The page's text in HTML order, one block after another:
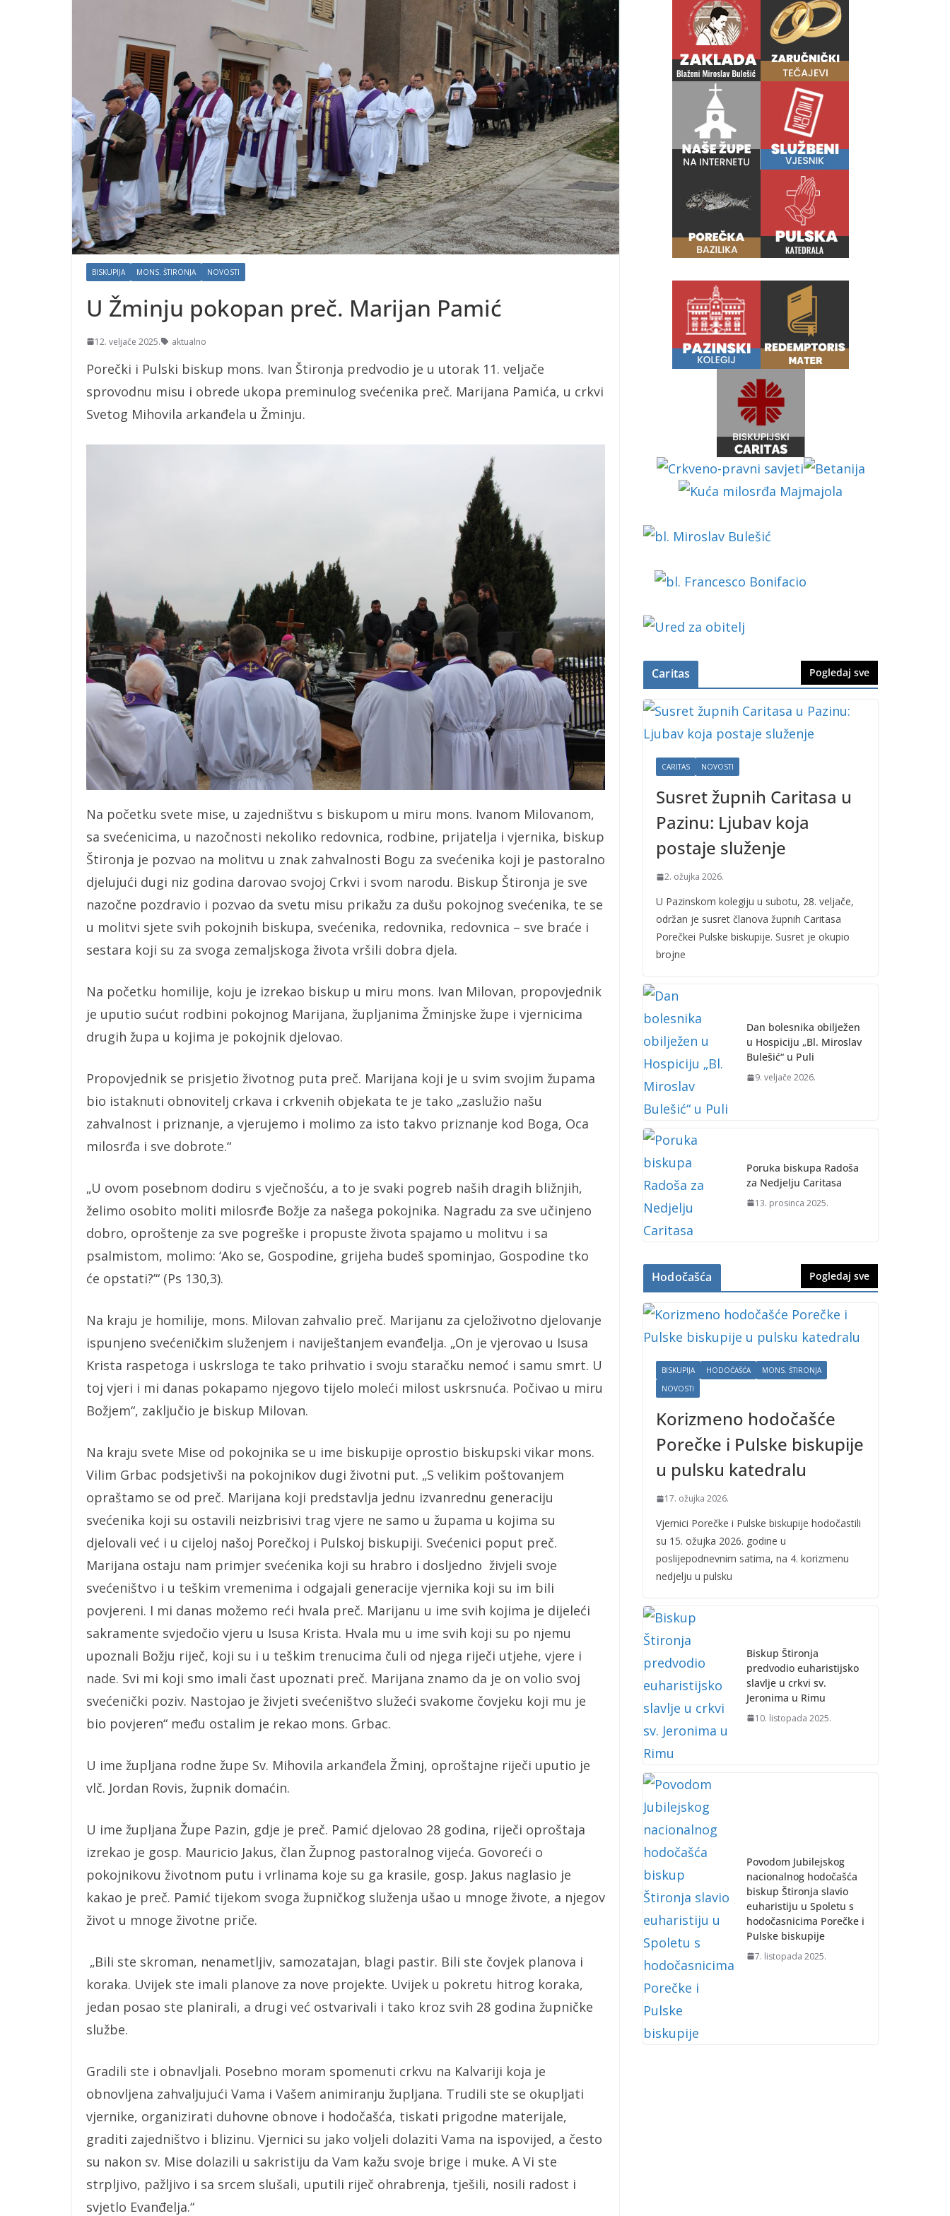
BISKUPIJA MONS. ŠTIRONJA NOVOSTI
U Žminju pokopan preč. Marijan Pamić
12. veljače 2025. aktualno
Porečki i Pulski biskup mons. Ivan Štironja predvodio je u utorak 11. veljače
sprovodnu misu i obrede ukopa preminulog svećenika preč. Marijana Pamića, u crkvi
Svetog Mihovila arkanđela u Žminju.
Na početku svete mise, u zajedništvu s biskupom u miru mons. Ivanom Milovanom,
sa svećenicima, u nazočnosti nekoliko redovnica, rodbine, prijatelja i vjernika, biskup
Štironja je pozvao na molitvu u znak zahvalnosti Bogu za svećenika koji je pastoralno
djelujući dugi niz godina darovao svojoj Crkvi i svom narodu. Biskup Štironja je sve
nazočne pozdravio i pozvao da svetu misu prikažu za dušu pokojnog svećenika, te se
u molitvi sjete svih pokojnih biskupa, svećenika, redovnika, redovnica – sve braće i
sestara koji su za svoga zemaljskoga života vršili dobra djela.
Na početku homilije, koju je izrekao biskup u miru mons. Ivan Milovan, propovjednik
je uputio sućut rodbini pokojnog Marijana, župljanima Žminjske župe i vjernicima
drugih župa u kojima je pokojnik djelovao.
Propovjednik se prisjetio životnog puta preč. Marijana koji je u svim svojim župama
bio istaknuti obnovitelj crkava i crkvenih objekata te je tako „zaslužio našu
zahvalnost i priznanje, a vjerujemo i molimo za isto takvo priznanje kod Boga, Oca
milosrđa i sve dobrote.“
„U ovom posebnom dodiru s vječnošću, a to je svaki pogreb naših dragih bližnjih,
želimo osobito moliti milosrđe Božje za našega pokojnika. Nagradu za sve učinjeno
dobro, oproštenje za sve pogreške i propuste života spajamo u molitvu i sa
psalmistom, molimo: ‘Ako se, Gospodine, grijeha budeš spominjao, Gospodine tko
će opstati?’“ (Ps 130,3).
Na kraju je homilije, mons. Milovan zahvalio preč. Marijanu za cjeloživotno djelovanje
ispunjeno svećeničkim služenjem i naviještanjem evanđelja. „On je vjerovao u Isusa
Krista raspetoga i uskrsloga te tako prihvatio i svoju staračku nemoć i samu smrt. U
toj vjeri i mi danas pokapamo njegovo tijelo moleći milost uskrsnuća. Počivao u miru
Božjem“, zaključio je biskup Milovan.
Na kraju svete Mise od pokojnika se u ime biskupije oprostio biskupski vikar mons.
Vilim Grbac podsjetivši na pokojnikov dugi životni put. „S velikim poštovanjem
opraštamo se od preč. Marijana koji predstavlja jednu izvanrednu generaciju
svećenika koji su ostavili neizbrisivi trag vjere ne samo u župama u kojima su
djelovali već i u cijeloj našoj Porečkoj i Pulskoj biskupiji. Svećenici poput preč.
Marijana ostaju nam primjer svećenika koji su hrabro i dosljedno živjeli svoje
svećeništvo i u teškim vremenima i odgajali generacije vjernika koji su im bili
povjereni. I mi danas možemo reći hvala preč. Marijanu u ime svih kojima je dijeleći
sakramente svjedočio vjeru u Isusa Krista. Hvala mu u ime svih koji su po njemu
upoznali Božju riječ, koji su i u teškim trenucima čuli od njega riječi utjehe, vjere i
nade. Svi mi koji smo imali čast upoznati preč. Marijana znamo da je on volio svoj
svećenički poziv. Nastojao je živjeti svećeništvo služeći svakome čovjeku koji mu je
bio povjeren“ među ostalim je rekao mons. Grbac.
U ime župljana rodne župe Sv. Mihovila arkanđela Žminj, oproštajne riječi uputio je
vlč. Jordan Rovis, župnik domaćin.
U ime župljana Župe Pazin, gdje je preč. Pamić djelovao 28 godina, riječi oproštaja
izrekao je gosp. Mauricio Jakus, član Župnog pastoralnog vijeća. Govoreći o
pokojnikovu životnom putu i vrlinama koje su ga krasile, gosp. Jakus naglasio je
kakao je preč. Pamić tijekom svoga župničkog služenja ušao u mnoge živote, a njegov
život u mnoge životne priče.
„Bili ste skroman, nenametljiv, samozatajan, blagi pastir. Bili ste čovjek planova i
koraka. Uvijek ste imali planove za nove projekte. Uvijek u pokretu hitrog koraka,
jedan posao ste planirali, a drugi već ostvarivali i tako kroz svih 28 godina župničke
službe.
Gradili ste i obnavljali. Posebno moram spomenuti crkvu na Kalvariji koja je
obnovljena zahvaljujući Vama i Vašem animiranju župljana. Trudili ste se okupljati
vjernike, organizirati duhovne obnove i hodočašća, tiskati prigodne materijale,
graditi zajedništvo i blizinu. Vjernici su jako voljeli dolaziti Vama na ispovijed, a često
su nakon sv. Mise dolazili u sakristiju da Vam kažu svoje brige i muke. A Vi ste
strpljivo, pažljivo i sa srcem slušali, uputili riječ ohrabrenja, tješili, nosili radost i
svjetlo Evanđelja.“
Caritas Pogledaj sve
CARITAS NOVOSTI
Susret župnih Caritasa u
Pazinu: Ljubav koja
postaje služenje
2. ožujka 2026.
U Pazinskom kolegiju u subotu, 28. veljače,
održan je susret članova župnih Caritasa
Porečkei Pulske biskupije. Susret je okupio
brojne
Dan bolesnika obilježen
u Hospiciju „Bl. Miroslav
Bulešić“ u Puli
9. veljače 2026.
Poruka biskupa Radoša
za Nedjelju Caritasa
13. prosinca 2025.
Hodočašća Pogledaj sve
BISKUPIJA HODOČAŠĆA
MONS. ŠTIRONJA
NOVOSTI
Korizmeno hodočašće
Porečke i Pulske biskupije
u pulsku katedralu
17. ožujka 2026.
Vjernici Porečke i Pulske biskupije hodočastili
su 15. ožujka 2026. godine u
poslijepodnevnim satima, na 4. korizmenu
nedjelju u pulsku
Biskup Štironja
predvodio euharistijsko
slavlje u crkvi sv.
Jeronima u Rimu
10. listopada 2025.
Povodom Jubilejskog
nacionalnog hodočašća
biskup Štironja slavio
euharistiju u Spoletu s
hodočasnicima Porečke i
Pulske biskupije
7. listopada 2025.